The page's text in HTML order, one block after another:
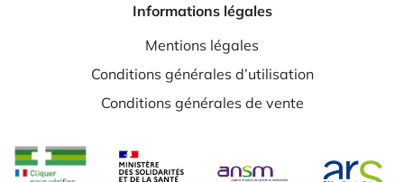
Informations légales
Mentions légales
Conditions générales d’utilisation
Conditions générales de vente